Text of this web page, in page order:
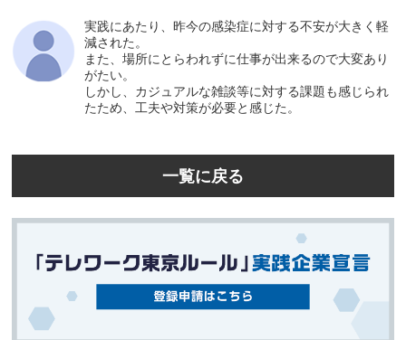
実践にあたり、昨今の感染症に対する不安が大きく軽
減された。
また、場所にとらわれずに仕事が出来るので大変あり
がたい。
しかし、カジュアルな雑談等に対する課題も感じられ
たため、工夫や対策が必要と感じた。
一覧に戻る